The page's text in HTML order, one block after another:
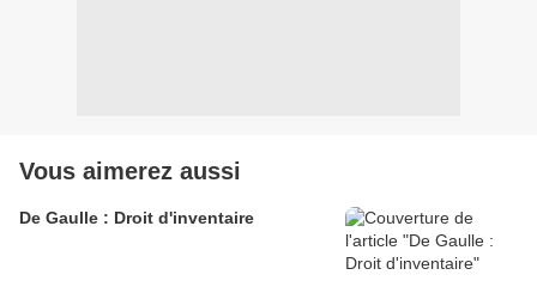
Vous aimerez aussi
De Gaulle : Droit d'inventaire